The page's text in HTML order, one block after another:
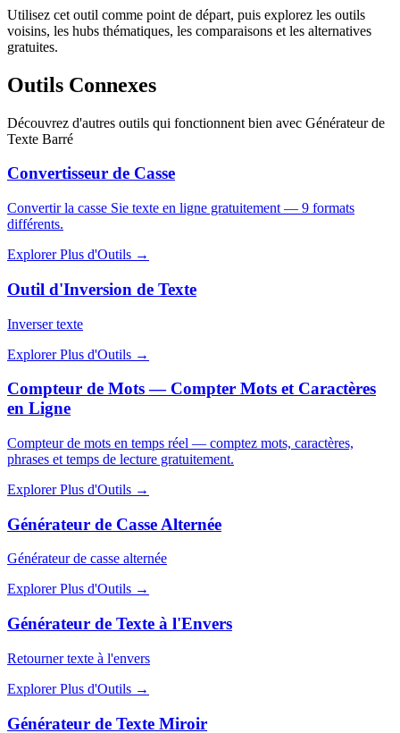
Utilisez cet outil comme point de départ, puis explorez les outils
voisins, les hubs thématiques, les comparaisons et les alternatives
gratuites.
Outils Connexes
Découvrez d'autres outils qui fonctionnent bien avec Générateur de
Texte Barré
Convertisseur de Casse
Convertir la casse Sie texte en ligne gratuitement — 9 formats
différents.
Explorer Plus d'Outils →
Outil d'Inversion de Texte
Inverser texte
Explorer Plus d'Outils →
Compteur de Mots — Compter Mots et Caractères
en Ligne
Compteur de mots en temps réel — comptez mots, caractères,
phrases et temps de lecture gratuitement.
Explorer Plus d'Outils →
Générateur de Casse Alternée
Générateur de casse alternée
Explorer Plus d'Outils →
Générateur de Texte à l'Envers
Retourner texte à l'envers
Explorer Plus d'Outils →
Générateur de Texte Miroir